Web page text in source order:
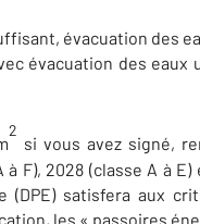
évacuation des
évacuation des eaux
2
si vous avez signé,
2028 (classe A à E)
satisfera aux
les « passoires